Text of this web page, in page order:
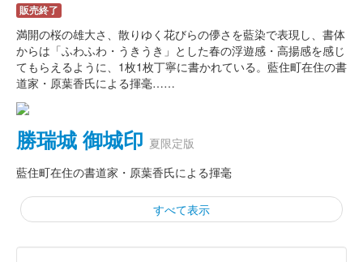
販売終了
満開の桜の雄大さ、散りゆく花びらの儚さを藍染で表現し、書体
からは「ふわふわ・うきうき」とした春の浮遊感・高揚感を感じ
てもらえるように、1枚1枚丁寧に書かれている。藍住町在住の書
道家・原葉香氏による揮毫……
勝瑞城 御城印 夏限定版
藍住町在住の書道家・原葉香氏による揮毫
すべて表示